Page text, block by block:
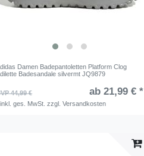
Damen Badepantoletten Platform Clog
Badesandale silvermt JQ9879
44,99 € ab 21,99 € *
inkl. ges. MwSt. zzgl.Versandkosten